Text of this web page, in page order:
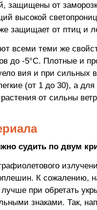
защищены от
высокой
защищает от птиц и
всеми теми же
до -5°С. Плотные и
вия и при сильных
(от 1 до 30), а
от сильны
судить по двум
К сожалению,
при обретать
знаками. Так,